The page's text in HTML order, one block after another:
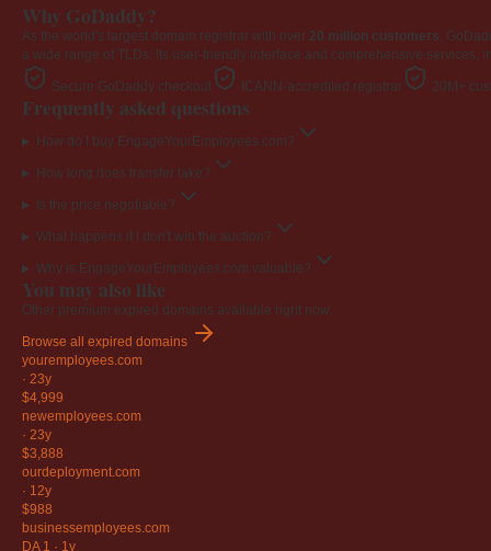
Why GoDaddy?
As the world's largest domain registrar with over 20 million customers,
a wide range of TLDs. Its user-friendly interface and comprehensive
Secure GoDaddy checkout ICANN-accredited registrar 20M+
Frequently asked questions
How do I buy EngageYourEmployees.com?
How long does transfer take?
Is the price negotiable?
What happens if I don't win the auction?
Why is EngageYourEmployees.com valuable?
You may also like
Other premium expired domains available right now.
Browse all expired domains
youremployees.com
· 23y
$4,999
newemployees.com
· 23y
$3,888
ourdeployment.com
· 12y
$988
businessemployees.com
DA 1 · 1y